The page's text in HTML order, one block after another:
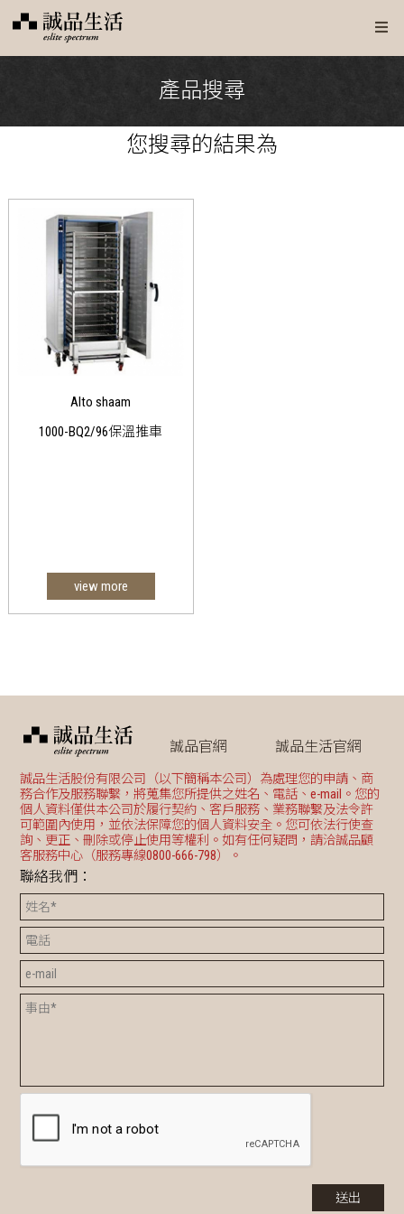
產品搜尋
您搜尋的結果為
Alto shaam
1000-BQ2/96保溫推車
view more
誠品官網 誠品生活官網
誠品生活股份有限公司（以下簡稱本公司）為處理您的申請、商
務合作及服務聯繫，將蒐集您所提供之姓名、電話、e-mail。您的
個人資料僅供本公司於履行契約、客戶服務、業務聯繫及法令許
可範圍內使用，並依法保障您的個人資料安全。您可依法行使查
詢、更正、刪除或停止使用等權利。如有任何疑問，請洽誠品顧
客服務中心（服務專線0800-666-798）。
聯絡我們：